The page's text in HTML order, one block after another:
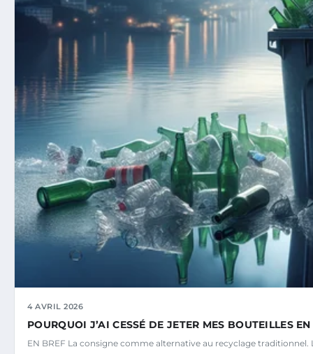
4 AVRIL 2026
POURQUOI J’AI CESSÉ DE JETER MES BOUTEILLES
EN BREF La consigne comme alternative au recyclage traditionnel.